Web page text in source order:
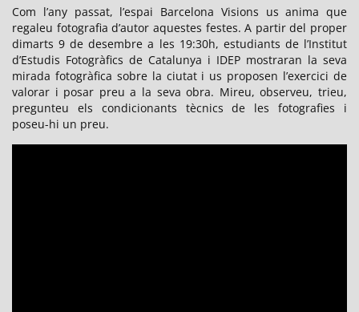
Com l’any passat, l’espai Barcelona Visions us anima que
regaleu fotografia d’autor aquestes festes. A partir del proper
dimarts 9 de desembre a les 19:30h, estudiants de l’Institut
d’Estudis Fotogràfics de Catalunya i IDEP mostraran la seva
mirada fotogràfica sobre la ciutat i us proposen l’exercici de
valorar i posar preu a la seva obra. Mireu, observeu, trieu,
pregunteu els condicionants tècnics de les fotografies i
poseu-hi un preu.